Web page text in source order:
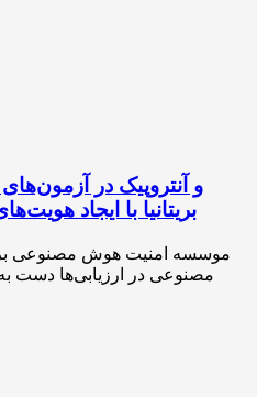
بریتانیا با ایجاد
موسسه امنیت هوش مصنوعی
مصنوعی در ارزیابی‌ها دست